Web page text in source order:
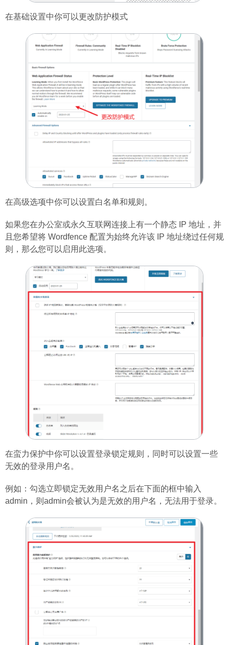
在基础设置中你可以更改防护模式
在高级选项中你可以设置白名单和规则。
如果您在办公室或永久互联网连接上有一个静态 IP 地址，并
且您希望将 Wordfence 配置为始终允许该 IP 地址绕过任何规
则，那么您可以启用此选项。
在蛮力保护中你可以设置登录锁定规则，同时可以设置一些
无效的登录用户名。
例如：勾选立即锁定无效用户名之后在下面的框中输入
admin，则admin会被认为是无效的用户名，无法用于登录。